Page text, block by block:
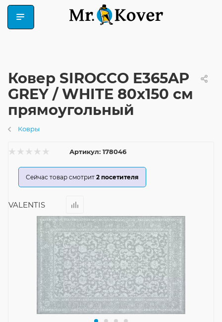
Ковер SIROCCO E365AP
GREY / WHITE 80x150 см
прямоугольный
Ковры
Артикул: 178046
Сейчас товар смотрит 2 посетителя
VALENTIS